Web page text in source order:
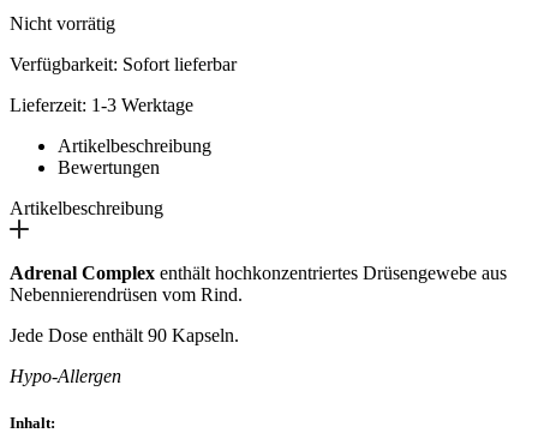
Nicht vorrätig
Verfügbarkeit: Sofort lieferbar
Lieferzeit: 1-3 Werktage
Artikelbeschreibung
Bewertungen
Artikelbeschreibung
Adrenal Complex enthält hochkonzentriertes Drüsengewebe aus
Nebennierendrüsen vom Rind.
Jede Dose enthält 90 Kapseln.
Hypo-Allergen
Inhalt: